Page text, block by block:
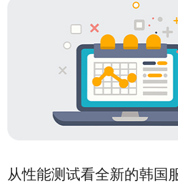
从性能测试看全新的韩国